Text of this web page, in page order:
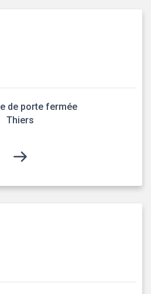
de porte fermée
Thiers